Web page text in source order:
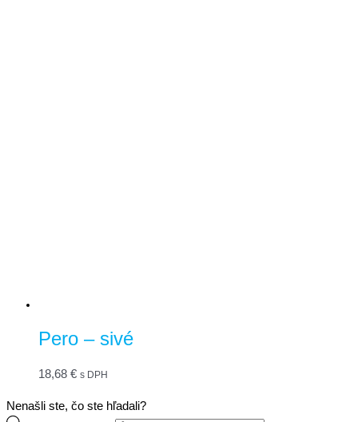
Pero – sivé
18,68 € s DPH
Nenašli ste, čo ste hľadali?